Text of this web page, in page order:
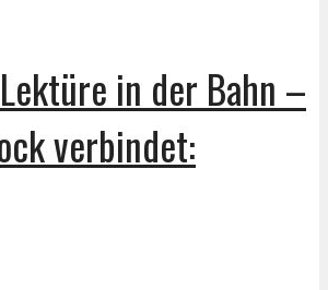
in der Bahn –
verbindet: